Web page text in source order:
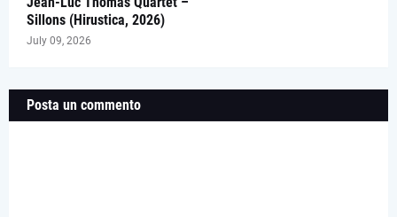
Sillons (Hirustica, 2026)
July 09, 2026
Posta un commento